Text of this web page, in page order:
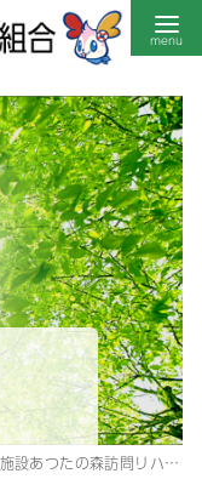
たの森訪問リハビリテーション